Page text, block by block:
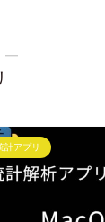
―
計アプリ